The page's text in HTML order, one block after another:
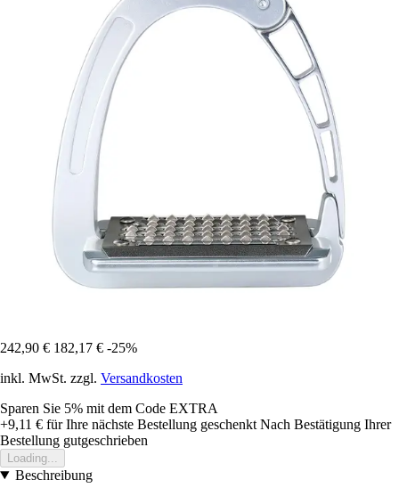
242,90 € 182,17 € -25%
inkl. MwSt. zzgl. Versandkosten
Sparen Sie 5% mit dem Code EXTRA
+9,11 € für Ihre nächste Bestellung geschenkt Nach Bestätigung Ihrer
Bestellung gutgeschrieben
Loading...
Beschreibung